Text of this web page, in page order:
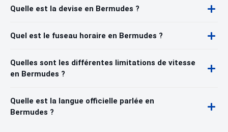
Quelle est la devise en Bermudes ?
Quel est le fuseau horaire en Bermudes ?
Quelles sont les différentes limitations de vitesse
en Bermudes ?
Quelle est la langue officielle parlée en
Bermudes ?